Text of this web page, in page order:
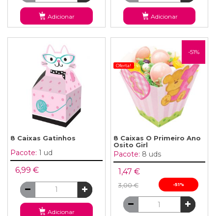
Adicionar Adicionar
8 Caixas Gatinhos
Pacote: 1 ud
6,99 €
Adicionar
-51%
Oferta!
8 Caixas O Primeiro Ano
Osito Girl
Pacote: 8 uds
1,47 €
3,00 € -51%